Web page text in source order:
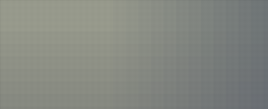
Einsätze
2026
2025
2024
Aktuelles